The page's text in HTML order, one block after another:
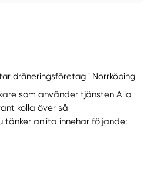
dräneringsföretag i Norrköping
som använder tjänsten Alla
kolla över så
anlita innehar följande: